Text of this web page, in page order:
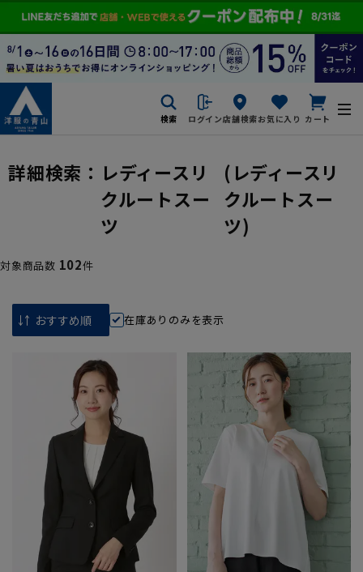
検索 ログイン店舗検索お気に入り カート
詳細検索： レディースリ
クルートスー
ツ
(レディースリ
クルートスー
ツ)
対象商品数 102件
在庫ありのみを表示